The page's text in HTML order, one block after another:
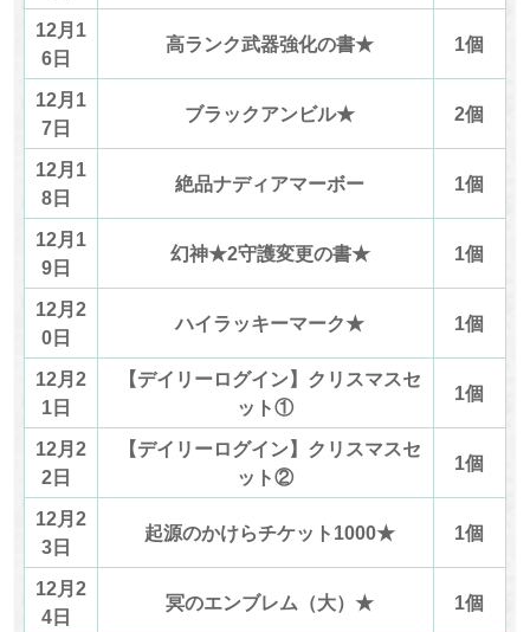
12月1
6日
高ランク武器強化の書★ 1個
12月1
7日
ブラックアンビル★ 2個
12月1
8日
絶品ナディアマーボー 1個
12月1
9日
幻神★2守護変更の書★ 1個
12月2
0日
ハイラッキーマーク★ 1個
12月2
1日
【デイリーログイン】クリスマスセ
ット①
1個
12月2
2日
【デイリーログイン】クリスマスセ
ット②
1個
12月2
3日
起源のかけらチケット1000★ 1個
12月2
4日
冥のエンブレム（大）★ 1個